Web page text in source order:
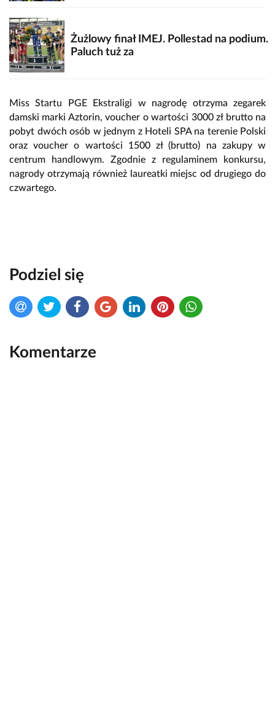
Żużlowy finał IMEJ. Pollestad na podium.
Paluch tuż za
Miss Startu PGE Ekstraligi w nagrodę otrzyma zegarek
damski marki Aztorin, voucher o wartości 3000 zł brutto na
pobyt dwóch osób w jednym z Hoteli SPA na terenie Polski
oraz voucher o wartości 1500 zł (brutto) na zakupy w
centrum handlowym. Zgodnie z regulaminem konkursu,
nagrody otrzymają również laureatki miejsc od drugiego do
czwartego.
Podziel się
Komentarze